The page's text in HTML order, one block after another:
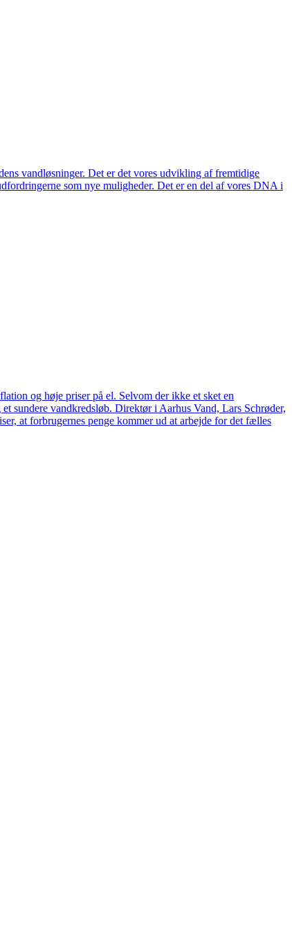
vandløsninger. Det er det vores udvikling af fremtidige
som nye muligheder. Det er en del af vores DNA i
og høje priser på el. Selvom der ikke et sket en
sundere vandkredsløb. Direktør i Aarhus Vand, Lars Schrøder,
at forbrugernes penge kommer ud at arbejde for det fælles